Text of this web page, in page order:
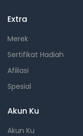
Extra
Merek
Sertifikat Hadiah
Afiliasi
Spesial
Akun Ku
Akun Ku